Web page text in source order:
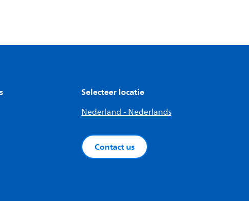
Selecteer locatie
Nederland - Nederlands
Contact us